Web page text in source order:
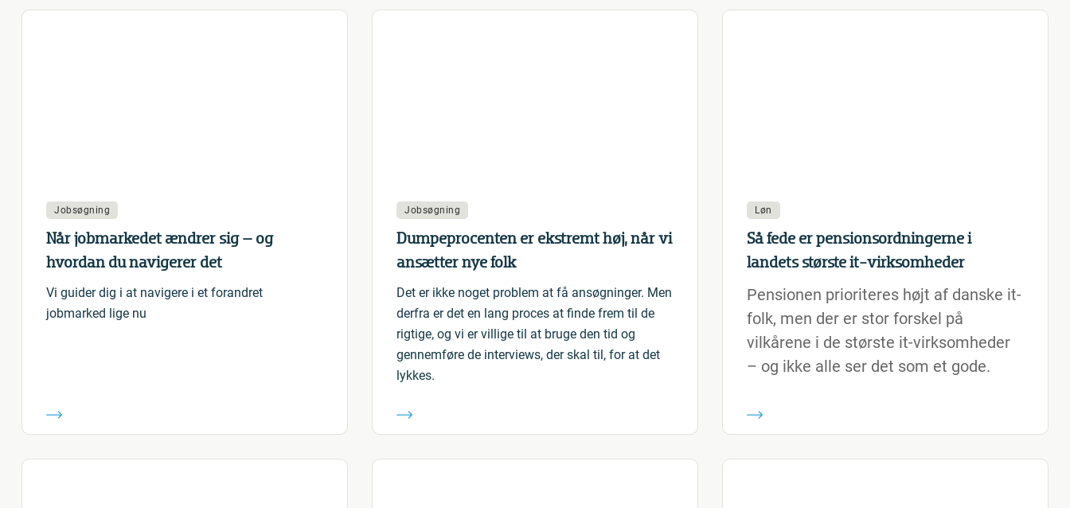
Jobsøgning
Når jobmarkedet ændrer sig – og
hvordan du navigerer det
Vi guider dig i at navigere i et forandret
jobmarked lige nu
Jobsøgning
Dumpeprocenten er ekstremt høj, når vi
ansætter nye folk
Det er ikke noget problem at få ansøgninger. Men
derfra er det en lang proces at finde frem til de
rigtige, og vi er villige til at bruge den tid og
gennemføre de interviews, der skal til, for at det
lykkes.
Løn
Så fede er pensionsordningerne i
landets største it-virksomheder
Pensionen prioriteres højt af danske it-
folk, men der er stor forskel på
vilkårene i de største it-virksomheder
– og ikke alle ser det som et gode.